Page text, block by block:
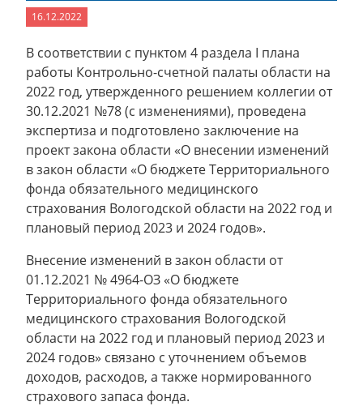
16.12.2022
В соответствии с пунктом 4 раздела I плана
работы Контрольно-счетной палаты области на
2022 год, утвержденного решением коллегии от
30.12.2021 №78 (с изменениями), проведена
экспертиза и подготовлено заключение на
проект закона области «О внесении изменений
в закон области «О бюджете Территориального
фонда обязательного медицинского
страхования Вологодской области на 2022 год и
плановый период 2023 и 2024 годов».
Внесение изменений в закон области от
01.12.2021 № 4964-ОЗ «О бюджете
Территориального фонда обязательного
медицинского страхования Вологодской
области на 2022 год и плановый период 2023 и
2024 годов» связано с уточнением объемов
доходов, расходов, а также нормированного
страхового запаса фонда.